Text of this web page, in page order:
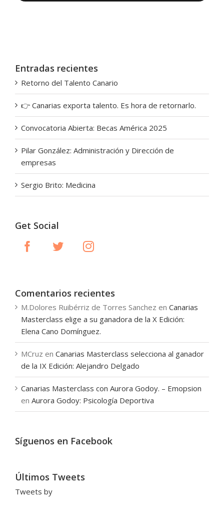
Entradas recientes
Retorno del Talento Canario
👉 Canarias exporta talento. Es hora de retornarlo.
Convocatoria Abierta: Becas América 2025
Pilar González: Administración y Dirección de
empresas
Sergio Brito: Medicina
Get Social
Comentarios recientes
M.Dolores Ruibérriz de Torres Sanchez en Canarias
Masterclass elige a su ganadora de la X Edición:
Elena Cano Domínguez.
MCruz en Canarias Masterclass selecciona al ganador
de la IX Edición: Alejandro Delgado
Canarias Masterclass con Aurora Godoy. – Emopsion
en Aurora Godoy: Psicología Deportiva
Síguenos en Facebook
Últimos Tweets
Tweets by